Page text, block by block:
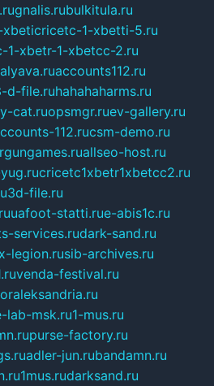
gnalis.rubulkitula.ru
xbeticricetc-1-xbetti-5.ru
1-xbetr-1-xbetcc-2.ru
accounts112.ru
d-file.ruhahahaharms.ru
cat.ruopsmgr.ruev-gallery.ru
112.rucsm-demo.ru
allseo-host.ru
cricetc1xbetr1xbetcc2.ru
3d-file.ru
uafoot-statti.rue-abis1c.ru
services.rudark-sand.ru
x-legion.rusib-archives.ru
venda-festival.ru
lab-msk.ru1-mus.ru
purse-factory.ru
adler-jun.rubandamn.ru
1mus.rudarksand.ru